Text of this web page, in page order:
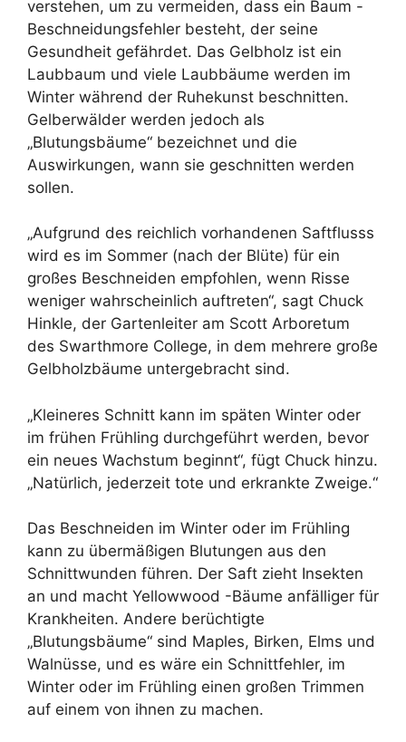
verstehen, um zu vermeiden, dass ein Baum -
Beschneidungsfehler besteht, der seine
Gesundheit gefährdet. Das Gelbholz ist ein
Laubbaum und viele Laubbäume werden im
Winter während der Ruhekunst beschnitten.
Gelberwälder werden jedoch als
„Blutungsbäume“ bezeichnet und die
Auswirkungen, wann sie geschnitten werden
sollen.
„Aufgrund des reichlich vorhandenen Saftflusss
wird es im Sommer (nach der Blüte) für ein
großes Beschneiden empfohlen, wenn Risse
weniger wahrscheinlich auftreten“, sagt Chuck
Hinkle, der Gartenleiter am Scott Arboretum
des Swarthmore College, in dem mehrere große
Gelbholzbäume untergebracht sind.
„Kleineres Schnitt kann im späten Winter oder
im frühen Frühling durchgeführt werden, bevor
ein neues Wachstum beginnt“, fügt Chuck hinzu.
„Natürlich, jederzeit tote und erkrankte Zweige.“
Das Beschneiden im Winter oder im Frühling
kann zu übermäßigen Blutungen aus den
Schnittwunden führen. Der Saft zieht Insekten
an und macht Yellowwood -Bäume anfälliger für
Krankheiten. Andere berüchtigte
„Blutungsbäume“ sind Maples, Birken, Elms und
Walnüsse, und es wäre ein Schnittfehler, im
Winter oder im Frühling einen großen Trimmen
auf einem von ihnen zu machen.